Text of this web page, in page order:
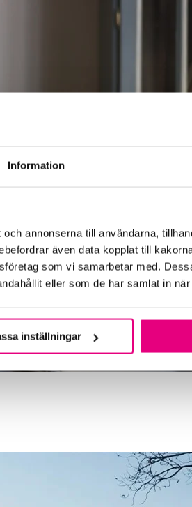
Information
annonserna till användarna,
även data kopplat till
som vi samarbetar med.
eller som de har samlat in
inställningar